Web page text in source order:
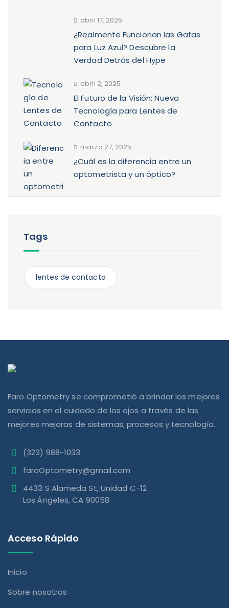
abril 17, 2025
¿Realmente Funcionan las Gafas
para Luz Azul? Descubre la
Verdad Detrás del Hype
abril 2, 2025
El Futuro de la Visión: Nueva
Tecnología para Lentes de
Contacto
marzo 27, 2025
¿Cuál es la diferencia entre un
optometrista y un óptico?
Tags
lentes de contacto
Faro Optometry se comprometió a brindar los mejores
servicios en el cuidado de los ojos a través de las
mejores mejoras de sistemas, procesos y tecnología.
(323) 988-1033
faroOptometry@gmail.com
4433 S Alameda St, Unidad C-12
Los Ángeles, CA 90058
Acceso Rápido
Inicio
Sobre nosotros